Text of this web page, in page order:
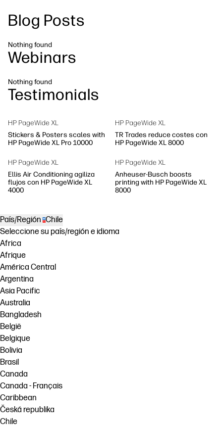
Síguenos
Soluciones de flujo de trabajo
Blog Posts
Nothing found
Webinars
Nothing found
Testimonials
HP PageWide XL
Stickers & Posters scales with
HP PageWide XL Pro 10000
HP PageWide XL
TR Trades reduce costes con
HP PageWide XL 8000
HP PageWide XL
Ellis Air Conditioning agiliza
flujos con HP PageWide XL
4000
HP PageWide XL
Anheuser-Busch boosts
printing with HP PageWide XL
8000
País/Región Chile
Seleccione su país/región e idioma
Africa
Afrique
América Central
Argentina
Asia Pacific
Australia
Bangladesh
België
Belgique
Bolivia
Brasil
Canada
Canada - Français
Caribbean
Česká republika
Chile